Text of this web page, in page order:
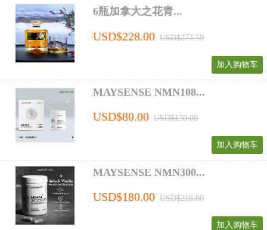
6瓶加拿大之花青...
USD$228.00 USD$273.59
加入购物车
MAYSENSE NMN108...
USD$80.00 USD$130.00
加入购物车
MAYSENSE NMN300...
USD$180.00 USD$216.00
加入购物车